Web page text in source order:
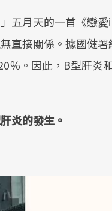
五月天的一首《戀
直接關係。據國健
％。因此，B型肝炎
炎的發生。